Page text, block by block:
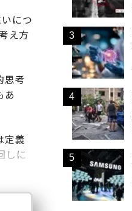
につ
え方
思考
あ
定義
しに